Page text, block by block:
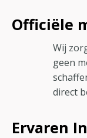
Officiële
Wij
geen
direct
Ervaren